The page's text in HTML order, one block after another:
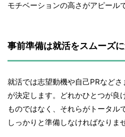
モチベーションの高さがアピール
事前準備は就活をスムーズに
就活では志望動機や自己PRなど
が決定します。どれかひとつが良
ものではなく、それらがトータル
しっかりと準備しなければなりま